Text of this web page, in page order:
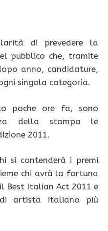
di prevedere la
pubblico che, tramite
anno, candidature,
singola categoria.
poche ore fa, sono
della stampa le
2011.
si contenderà i premi
chi avrà la fortuna
Best Italian Act 2011 e
artista italiano più